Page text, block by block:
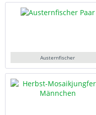
Austernfischer